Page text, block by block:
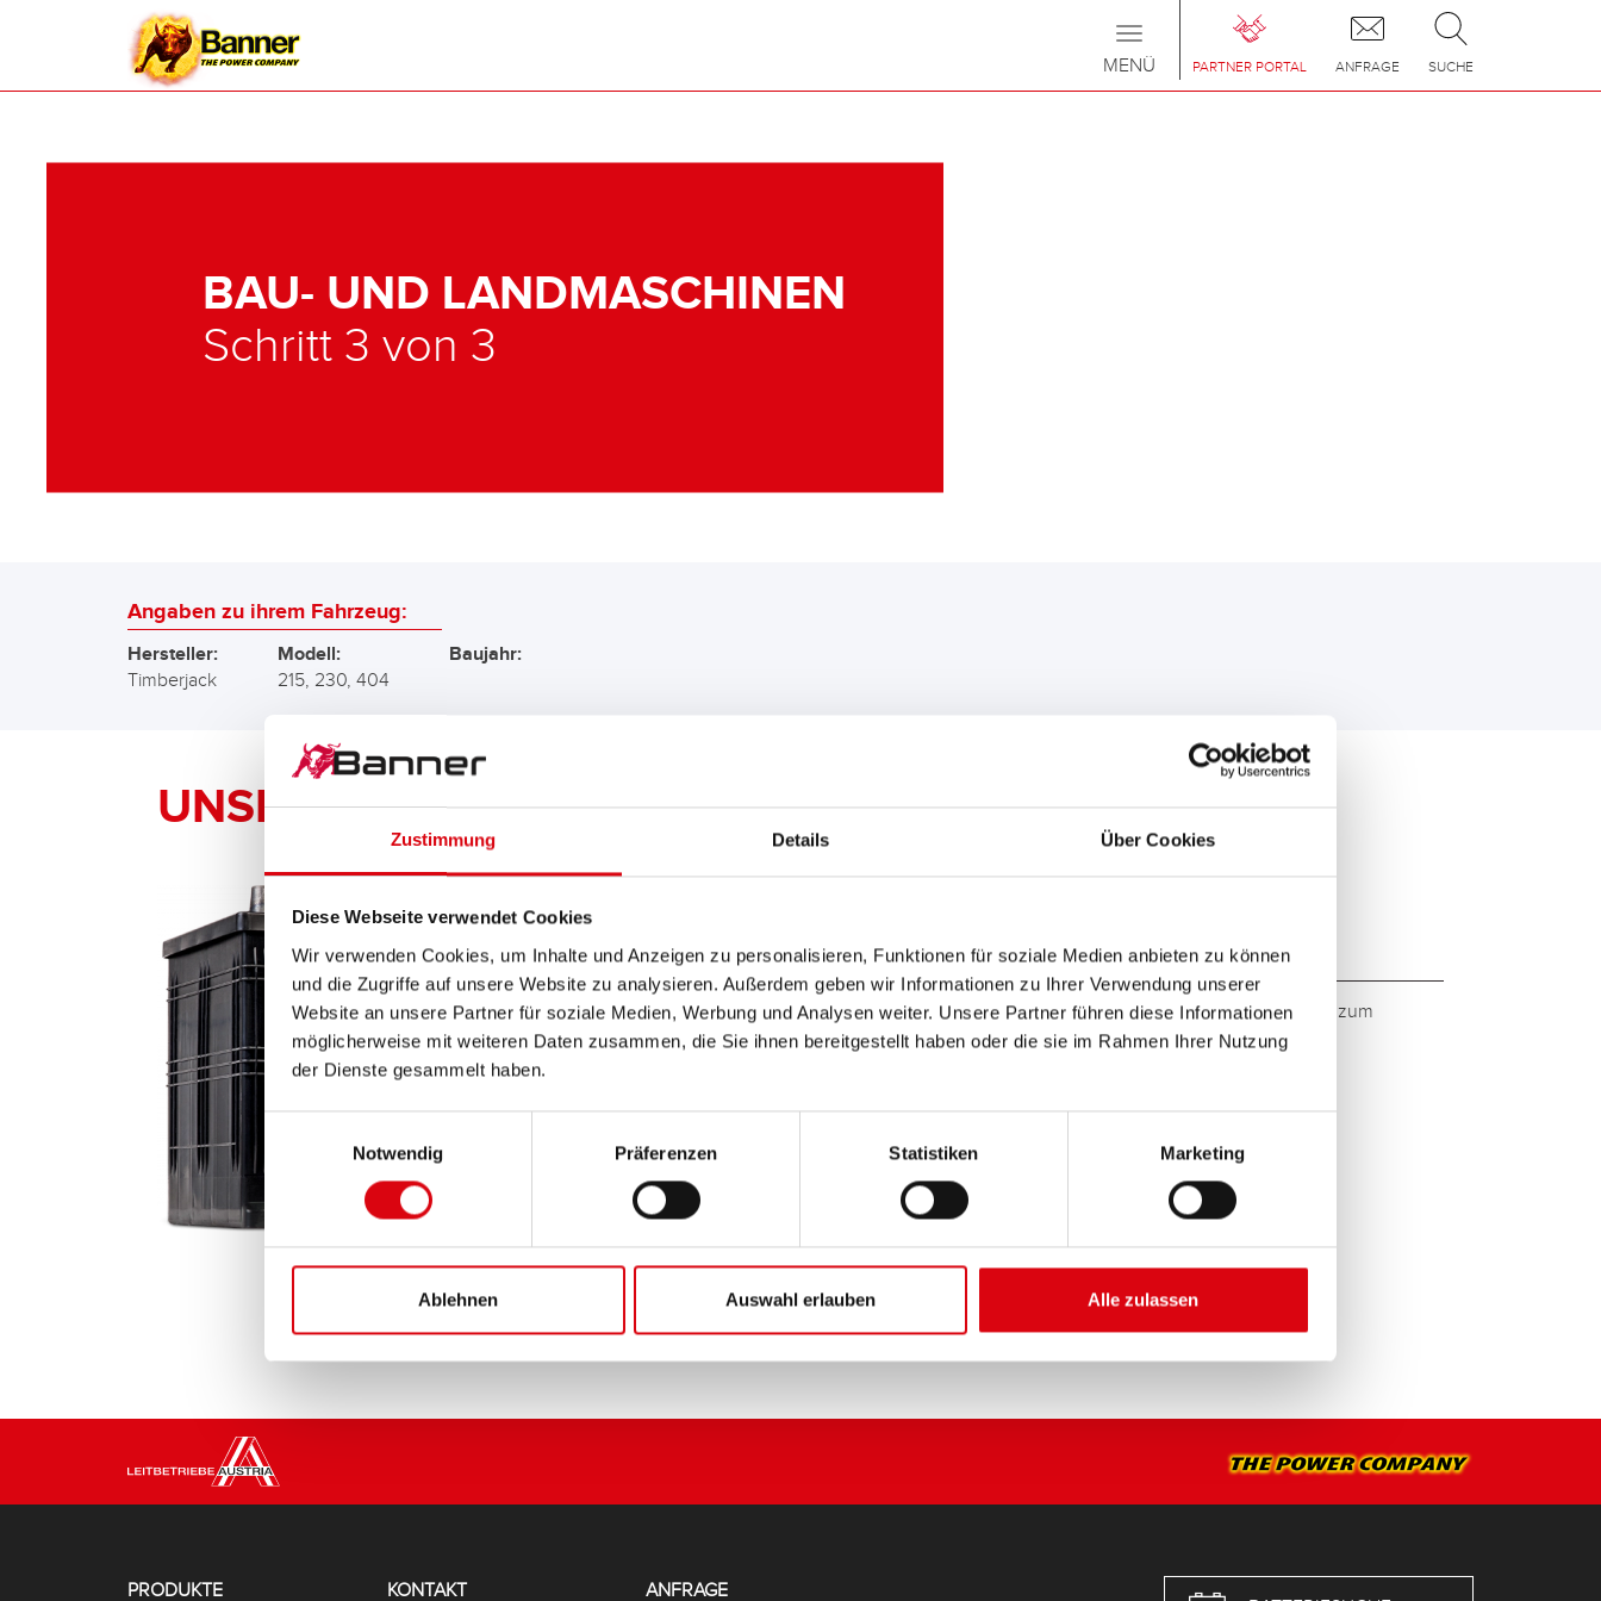
Zustimmung Details Über Cookies
Diese Webseite verwendet Cookies
Wir verwenden Cookies, um Inhalte und Anzeigen zu personalisieren, Funktionen für soziale Medien anbieten zu können
und die Zugriffe auf unsere Website zu analysieren. Außerdem geben wir Informationen zu Ihrer Verwendung unserer
Website an unsere Partner für soziale Medien, Werbung und Analysen weiter. Unsere Partner führen diese Informationen
möglicherweise mit weiteren Daten zusammen, die Sie ihnen bereitgestellt haben oder die sie im Rahmen Ihrer Nutzung
der Dienste gesammelt haben.
Notwendig
Präferenzen Statistiken Marketing
Ablehnen Auswahl erlauben Alle zulassen
PARTNER PORTAL ANFRAGE SUCHE
Toggle
navigation
MENÜ
BAU- UND LANDMASCHINEN
Schritt 3 von 3
Angaben zu ihrem Fahrzeug:
Hersteller:
Timberjack
Modell:
215, 230, 404
Baujahr:
UNSERE Banner EMPFEHLUNG FÜR SIE:
610 11
Das Aushängeschild der Banner Markenqualität. Originalqualität zum
Nachrüsten (OE).
PRODUKTDETAILS >
Diese Batterie kaufen:
HÄNDLER & EINBAUSERVICE >
PRODUKTE KONTAKT ANFRAGE